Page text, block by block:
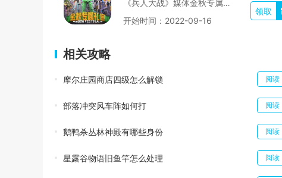
《兵人大战》媒体金秋专属礼包...
开始时间： 2022-09-16
领取
相关攻略
摩尔庄园商店四级怎么解锁 阅读
部落冲突风车阵如何打 阅读
鹅鸭杀丛林神殿有哪些身份 阅读
星露谷物语旧鱼竿怎么处理 阅读